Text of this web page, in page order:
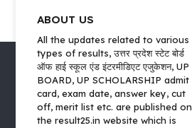
ABOUT US
All the updates related to various
types of results, उत्तर प्रदेश स्टेट बोर्ड
ऑफ हाई स्कूल एंड इंटरमीडिएट एजुकेशन, UP
BOARD, UP SCHOLARSHIP admit
card, exam date, answer key, cut
off, merit list etc. are published on
the result25.in website which is